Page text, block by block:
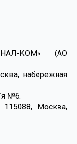
КОМ» (АО
набережная
я №6.
115088, Москва,